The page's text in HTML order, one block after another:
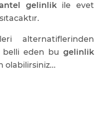
gelinlikile evet
alternatiflerinden
belli eden bu gelinlik
olabilirsiniz...